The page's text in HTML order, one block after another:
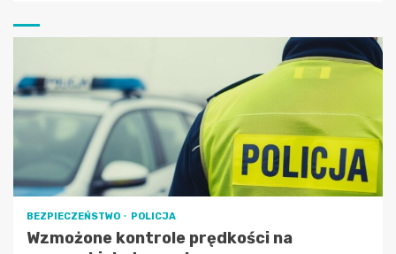
BEZPIECZEŃSTWO POLICJA
Wzmożone kontrole prędkości na